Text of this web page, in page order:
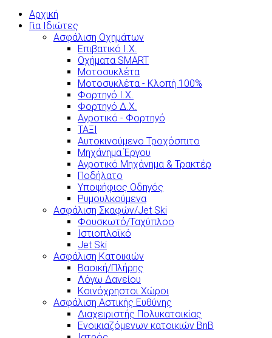
Αρχική
Για Ιδιώτες
Ασφάλιση Οχημάτων
Επιβατικό Ι.Χ.
Οχήματα SMART
Μοτοσυκλέτα
Μοτοσυκλέτα - Κλοπή 100%
Φορτηγό Ι.Χ.
Φορτηγό Δ.Χ.
Αγροτικό - Φορτηγό
ΤΑΞΙ
Αυτοκινούμενο Τροχόσπιτο
Μηχάνημα Έργου
Αγροτικό Μηχάνημα & Τρακτέρ
Ποδήλατο
Υποψήφιος Οδηγός
Ρυμουλκούμενα
Ασφάλιση Σκαφών/Jet Ski
Φουσκωτό/Ταχύπλοο
Ιστιοπλοϊκό
Jet Ski
Ασφάλιση Κατοικιών
Βασική/Πλήρης
Λόγω Δανείου
Κοινόχρηστοι Χώροι
Ασφάλιση Αστικής Ευθύνης
Διαχειριστής Πολυκατοικίας
Ενοικιαζόμενων κατοικιών BnB